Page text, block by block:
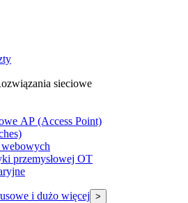
sieciowe
AP (Access Point)
przemysłowej OT
i dużo więcej >